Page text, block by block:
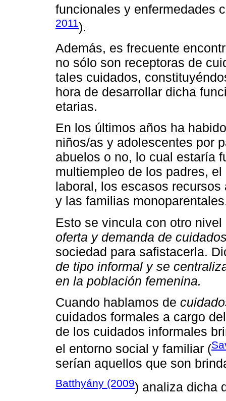
funcionales y enfermedades
2011).
Además, es frecuente
no sólo son receptoras de
tales cuidados,
hora de desarrollar dicha
etarias.
En los últimos años ha
niños/as y adolescentes por
abuelos o no, lo cual estaría
multiempleo de los padres,
laboral, los escasos
y las familias
Esto se vincula con otro
oferta y demanda de
sociedad para safistacerla.
de tipo informal y se
en la población femenina.
Cuando hablamos de
cuidados formales a cargo
de los cuidados informales
el entorno social y familiar (
serían aquellos que son
Batthyány (2009) analiza dicha